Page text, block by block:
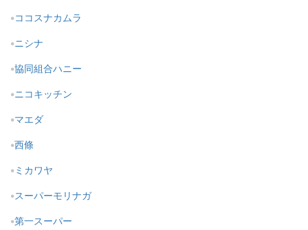
ココスナカムラ
ニシナ
協同組合ハニー
ニコキッチン
マエダ
西條
ミカワヤ
スーパーモリナガ
第一スーパー